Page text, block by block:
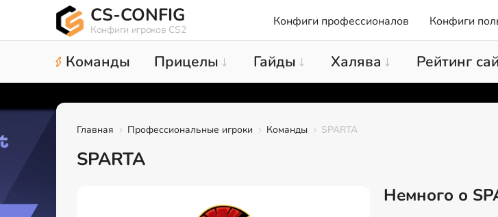
CS-CONFIG
Конфиги игроков CS2
Конфиги профессионалов Конфиги
Команды Прицелы Гайды Халява Рейтинг
Главная Профессиональные игроки Команды SPARTA
SPARTA
Немного о